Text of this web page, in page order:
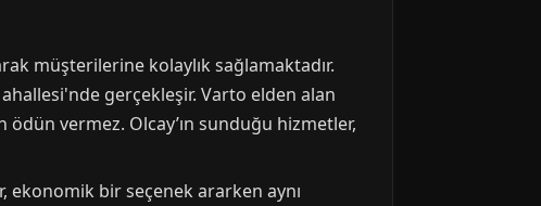
müşterilerine kolaylık sağlamaktadır.
gerçekleşir. Varto elden alan
vermez. Olcay’ın sunduğu hizmetler,
bir seçenek ararken aynı